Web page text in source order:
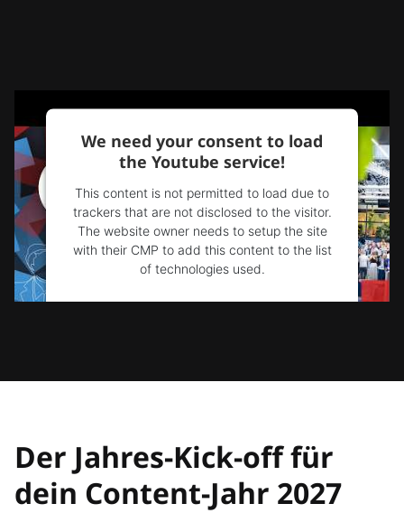
We need your consent to load
the Youtube service!
This content is not permitted to load due to
trackers that are not disclosed to the visitor.
The website owner needs to setup the site
with their CMP to add this content to the list
of technologies used.
Powered byUsercentrics Consent
Der Jahres-Kick-off für
dein Content-Jahr 2027